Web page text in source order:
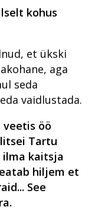
ja
Liisa Nuudiga
uimastid
aastaraamat 2020
pöördumine
aastaraamat 2019
kohus
et ükski
aga
seda
vaidlustada.
öö
Tartu
ilma kaitsja
hiljem et
See